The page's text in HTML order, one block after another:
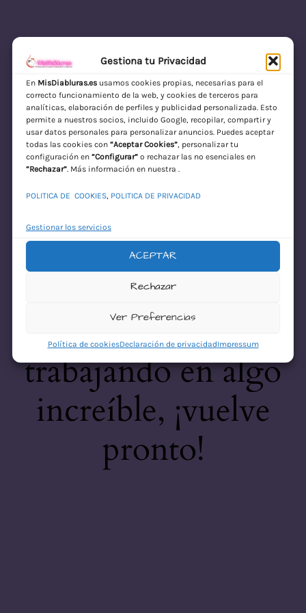
Gestiona tu Privacidad
En MisDiabluras.esusamos cookies propias, necesarias para el
correcto funcionamiento de la web, y cookies de terceros para
analíticas, elaboración de perfiles y publicidad personalizada. Esto
permite a nuestros socios, incluido Google, recopilar, compartir y
usar datos personales para personalizar anuncios. Puedes aceptar
todas las cookies con “Aceptar Cookies”, personalizar tu
configuración en “Configurar”o rechazar las no esenciales en
“Rechazar”. Más información en nuestra .
POLITICA DE COOKIES, POLITICA DE PRIVACIDAD
Gestionar los servicios
ACEPTAR
Rechazar
Ver Preferencias
Política de cookiesDeclaración de privacidadImpressum
MisDiabluras | Sexshop Online con Envío
Discreto en España
Acceder
¡Disculpa este
desastre! Estamos
trabajando en algo
increíble, ¡vuelve
pronto!